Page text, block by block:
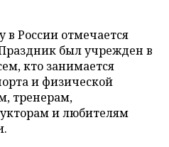
в России отмечается
был учрежден в
кто занимается
и физической
тренерам,
и любителям